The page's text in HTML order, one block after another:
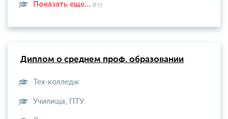
Показать еще... (11)
Диплом о среднем проф. образовании
Тех-колледж
Училища, ПТУ